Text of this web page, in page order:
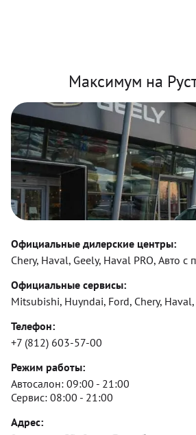
Максимум на
Официальные дилерские центры:
Chery, Haval, Geely, Haval PRO, Авто с
Официальные сервисы:
Mitsubishi, Huyndai, Ford, Chery,
Телефон:
+7 (812) 603-57-00
Режим работы:
Автосалон: 09:00 - 21:00
Сервис: 08:00 - 21:00
Адрес: